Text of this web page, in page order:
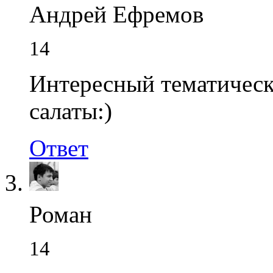
Андрей Ефремов
14
Интересный
салаты:)
Ответ
Роман
14